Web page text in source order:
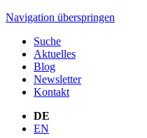
Navigation überspringen
Suche
Aktuelles
Blog
Newsletter
Kontakt
DE
EN